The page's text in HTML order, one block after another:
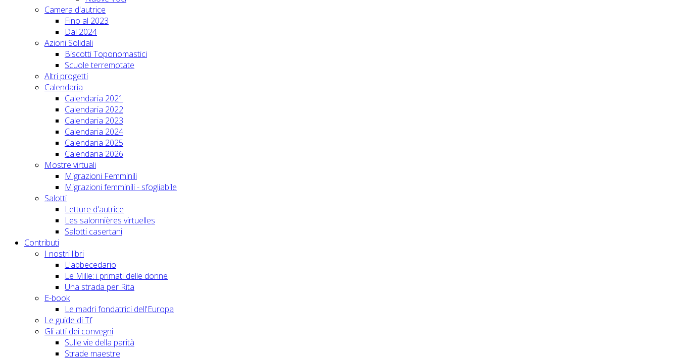
Camera d'autrice
Fino al 2023
Dal 2024
Azioni Solidali
Biscotti Toponomastici
Scuole terremotate
Altri progetti
Calendaria
Calendaria 2021
Calendaria 2022
Calendaria 2023
Calendaria 2024
Calendaria 2025
Calendaria 2026
Mostre virtuali
Migrazioni Femminili
Migrazioni femminili - sfogliabile
Salotti
Letture d'autrice
Les salonnières virtuelles
Salotti casertani
Contributi
I nostri libri
L'abbecedario
Le Mille: i primati delle donne
Una strada per Rita
E-book
Le madri fondatrici dell'Europa
Le guide di Tf
Gli atti dei convegni
Sulle vie della parità
Strade maestre